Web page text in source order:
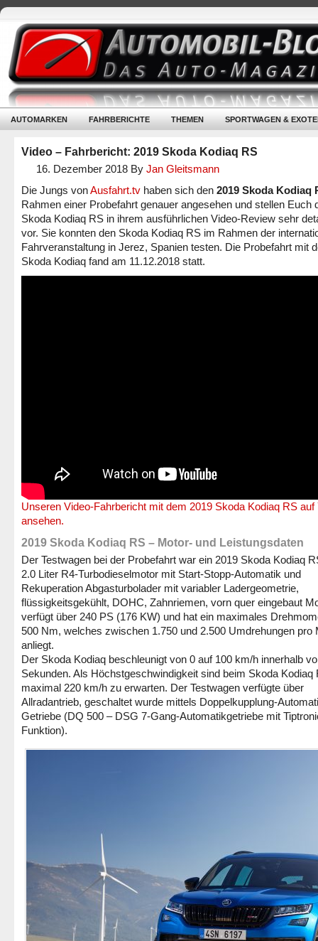
AUTOMARKEN FAHRBERICHTE THEMEN SPORTWAGEN &
Video – Fahrbericht: 2019 Skoda Kodiaq RS
16. Dezember 2018 By Jan Gleitsmann
Die Jungs vonAusfahrt.tv haben sich den 2019 Skoda Kodiaq
Rahmen einer Probefahrt genauer angesehen und stellen Euch
Skoda Kodiaq RS in ihrem ausführlichen Video-Review sehr
vor. Sie konnten den Skoda Kodiaq RS im Rahmen der
Fahrveranstaltung in Jerez, Spanien testen. Die Probefahrt mit
Skoda Kodiaq fand am 11.12.2018 statt.
Unseren Video-Fahrbericht mit dem 2019 Skoda Kodiaq RS auf
ansehen.
2019 Skoda Kodiaq RS – Motor- und Leistungsdaten
Der Testwagen bei der Probefahrt war ein 2019 Skoda Kodiaq
2.0 Liter R4-Turbodieselmotor mit Start-Stopp-Automatik und
Rekuperation Abgasturbolader mit variabler Ladergeometrie,
flüssigkeitsgekühlt, DOHC, Zahnriemen, vorn quer eingebaut
verfügt über 240 PS (176 KW) und hat ein maximales
500 Nm, welches zwischen 1.750 und 2.500 Umdrehungen pro
anliegt.
Der Skoda Kodiaq beschleunigt von 0 auf 100 km/h innerhalb
Sekunden. Als Höchstgeschwindigkeit sind beim Skoda Kodiaq
maximal 220 km/h zu erwarten. Der Testwagen verfügte über
Allradantrieb, geschaltet wurde mittels Doppelkupplung-
Getriebe (DQ 500 – DSG 7-Gang-Automatikgetriebe mit
Funktion).